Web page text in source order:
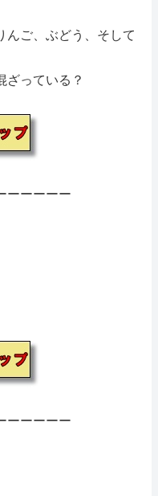
んご、ぶどう、そして
ざっている？
ーーーーー
ーーーーー